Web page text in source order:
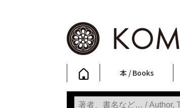
本 / Books
写真集
Photobooks
ファッション
Fashion
アート / 美術
Art
文学・人文
Literature & Humanities
日本文化
Japanese Culture
新刊
New Books
SALE
SALE